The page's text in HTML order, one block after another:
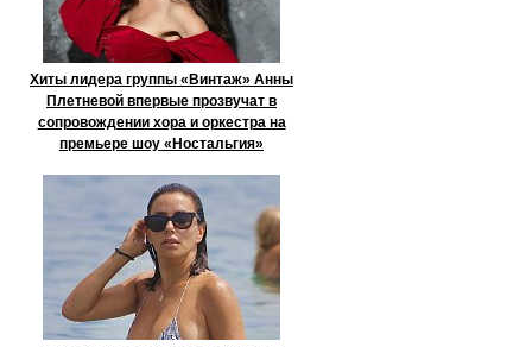
Хиты лидера группы «Винтаж» Анны
Плетневой впервые прозвучат в
сопровождении хора и оркестра на
премьере шоу «Ностальгия»